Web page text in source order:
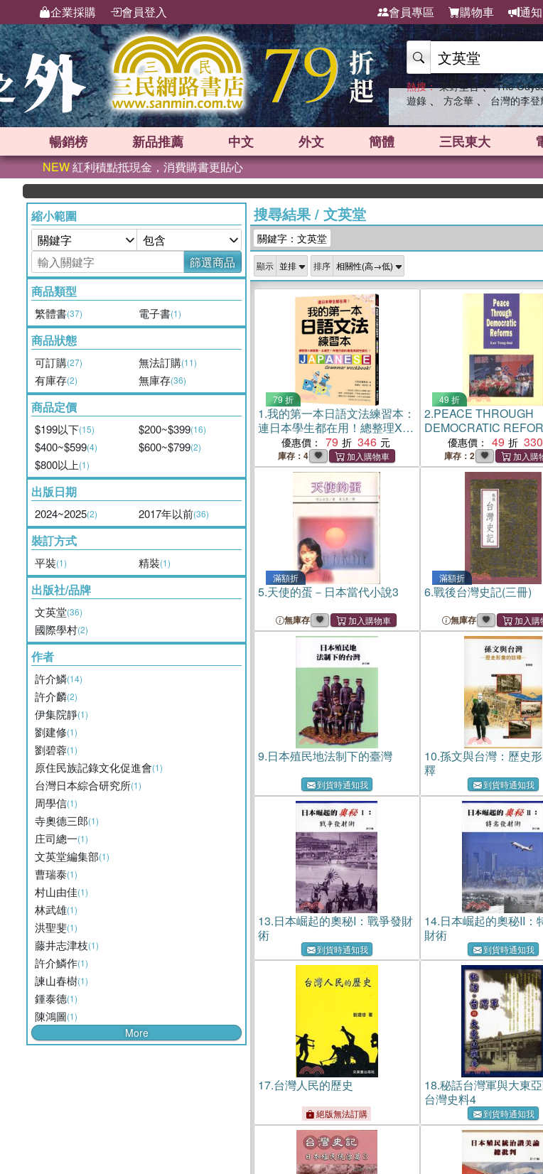
企業採購 會員登入 會員專區 購物車 通知
熱搜： 東野圭吾 、 The
遊錄 、 方念華 、 台灣的李
暢銷榜 新品推薦 中文 外文 簡體 三民東大
NEW紅利積點抵現金，消費購書更貼心
英國出
縮小範圍
篩選商品
商品類型
繁體書(37) 電子書(1)
商品狀態
可訂購(27) 無法訂購(11)
有庫存(2) 無庫存(36)
商品定價
$199以下(15) $200~$399(16)
$400~$599(4) $600~$799(2)
$800以上(1)
出版日期
2024~2025(2) 2017年以前(36)
裝訂方式
平裝(1) 精裝(1)
出版社/品牌
文英堂(36)
國際學村(2)
作者
許介鱗(14)
許介麟(2)
伊集院靜(1)
劉建修(1)
劉碧蓉(1)
原住民族記錄文化促進會(1)
台灣日本綜合研究所(1)
周學信(1)
寺奧德三郎(1)
庄司總一(1)
文英堂編集部(1)
曹瑞泰(1)
村山由佳(1)
林武雄(1)
洪聖斐(1)
藤井志津枝(1)
許介鱗作(1)
諫山春樹(1)
鍾泰德(1)
陳鴻圖(1)
More
搜尋結果/ 文英堂
關鍵字：文英堂
顯示 排序
79 折
1.我的第一本日語文法練習本：
連日本學生都在用！總整理X練
習題一本搞定，秒懂日語的構
造與詞性變化
優惠價： 79 346
庫存：4
49 折
2.PEACE THROUGH
DEMOCRATIC
登輝演講稿
優惠價： 49 330
庫存：2
滿額折
5.天使的蛋－日本當代小說3
無庫存
滿額折
6.戰後台灣史記(三冊)
無庫存
9.日本殖民地法制下的臺灣
到貨時通知我
10.孫文與台灣：歷史
釋
到貨時通知我
13.日本崛起的奧秘I：戰爭發財
術
到貨時通知我
14.日本崛起的奧秘II：
財術
到貨時通知我
17.台灣人民的歷史
絕版無法訂購
18.秘話台灣軍與大東
台灣史料4
到貨時通知我